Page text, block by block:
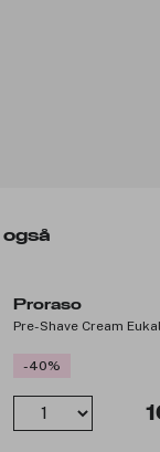
Proraso
Pre-Shave Cream
-40%